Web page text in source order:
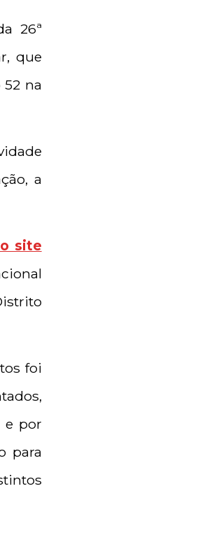
26ª
que
52 na
a
site
foi
e por
para